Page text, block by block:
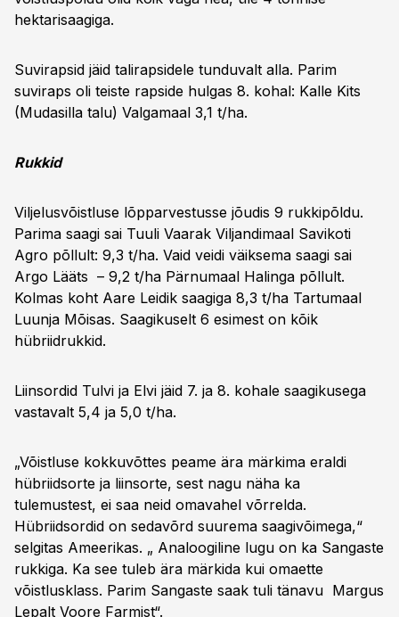
hektarisaagiga.
Suvirapsid jäid talirapsidele tunduvalt alla. Parim
suviraps oli teiste rapside hulgas 8. kohal: Kalle Kits
(Mudasilla talu) Valgamaal 3,1 t/ha.
Rukkid
Viljelusvõistluse lõpparvestusse jõudis 9 rukkipõldu.
Parima saagi sai Tuuli Vaarak Viljandimaal Savikoti
Agro põllult: 9,3 t/ha. Vaid veidi väiksema saagi sai
Argo Lääts – 9,2 t/ha Pärnumaal Halinga põllult.
Kolmas koht Aare Leidik saagiga 8,3 t/ha Tartumaal
Luunja Mõisas. Saagikuselt 6 esimest on kõik
hübriidrukkid.
Liinsordid Tulvi ja Elvi jäid 7. ja 8. kohale saagikusega
vastavalt 5,4 ja 5,0 t/ha.
„Võistluse kokkuvõttes peame ära märkima eraldi
hübriidsorte ja liinsorte, sest nagu näha ka
tulemustest, ei saa neid omavahel võrrelda.
Hübriidsordid on sedavõrd suurema saagivõimega,“
selgitas Ameerikas. „ Analoogiline lugu on ka Sangaste
rukkiga. Ka see tuleb ära märkida kui omaette
võistlusklass. Parim Sangaste saak tuli tänavu Margus
Lepalt Voore Farmist“.